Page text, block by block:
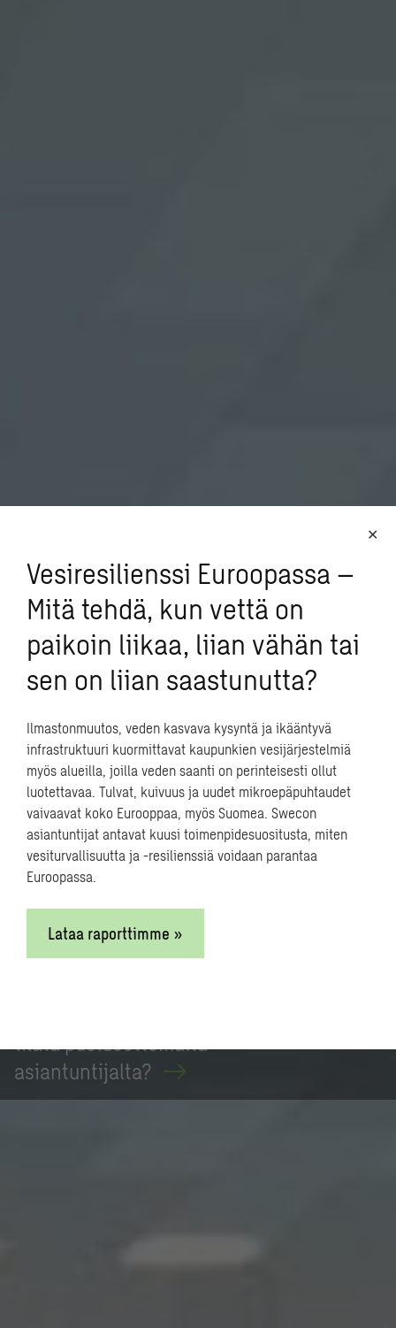
tilata puolueettomalta
asiantuntijalta?
Vesiresilienssi Euroopassa –
Mitä tehdä, kun vettä on
paikoin liikaa, liian vähän tai
sen on liian saastunutta?
Ilmastonmuutos, veden kasvava kysyntä ja ikääntyvä
infrastruktuuri kuormittavat kaupunkien vesijärjestelmiä
myös alueilla, joilla veden saanti on perinteisesti ollut
luotettavaa. Tulvat, kuivuus ja uudet mikroepäpuhtaudet
vaivaavat koko Eurooppaa, myös Suomea. Swecon
asiantuntijat antavat kuusi toimenpidesuositusta, miten
vesiturvallisuutta ja -resilienssiä voidaan parantaa
Euroopassa.
Lataa raporttimme »